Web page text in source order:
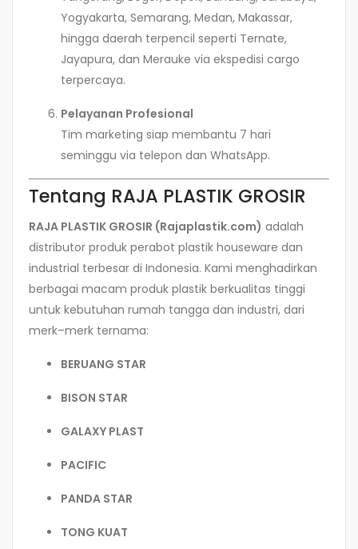
Yogyakarta, Semarang, Medan, Makassar,
hingga daerah terpencil seperti Ternate,
Jayapura, dan Merauke via ekspedisi cargo
terpercaya.
Pelayanan Profesional
Tim marketing siap membantu 7 hari
seminggu via telepon dan WhatsApp.
Tentang RAJA PLASTIK GROSIR
RAJA PLASTIK GROSIR (Rajaplastik.com) adalah
distributor produk perabot plastik houseware dan
industrial terbesar di Indonesia. Kami menghadirkan
berbagai macam produk plastik berkualitas tinggi
untuk kebutuhan rumah tangga dan industri, dari
merk–merk ternama:
BERUANG STAR
BISON STAR
GALAXY PLAST
PACIFIC
PANDA STAR
TONG KUAT